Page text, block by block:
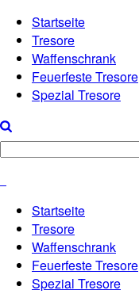
Startseite
Tresore
Waffenschrank
Feuerfeste Tresore
Spezial Tresore
Startseite
Tresore
Waffenschrank
Feuerfeste Tresore
Spezial Tresore